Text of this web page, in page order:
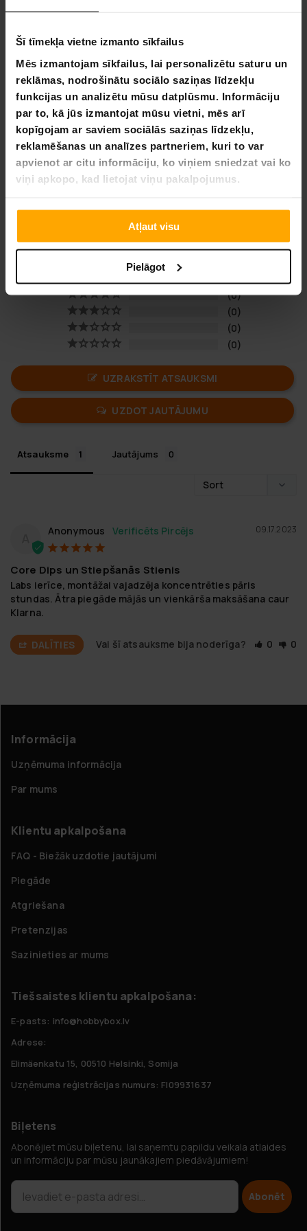
Šī tīmekļa vietne izmanto sīkfailus
Mēs izmantojam sīkfailus, lai personalizētu saturu un
reklāmas, nodrošinātu sociālo saziņas līdzekļu
funkcijas un analizētu mūsu datplūsmu. Informāciju
par to, kā jūs izmantojat mūsu vietni, mēs arī
kopīgojam ar saviem sociālās saziņas līdzekļu,
reklamēšanas un analīzes partneriem, kuri to var
apvienot ar citu informāciju, ko viņiem sniedzat vai ko
viņi apkopo, kad lietojat viņu pakalpojumus.
Atļaut visu
Pielāgot
Garums: 110 cm
Platums: 123.5 cm
Augstums: 216 cm
Iepakojuma izmēri:
Svars: 35 kg
Garums: 127 cm
Augstums: 65 cm
5,0 Balstoties uz 1 autsauksmēm
0
0
0
0
UZRAKSTĪT ATSAUKSMI
UZDOT JAUTĀJUMU
Atsauksme Jautājums
09.17.2023
Anonymous
Core Dips un Stiepšanās Stienis
Labs ierīce, montāžai vajadzēja koncentrēties pāris
stundas. Ātra piegāde mājās un vienkārša maksāšana caur
Klarna.
DALĪTIES Vai šī atsauksme bija noderīga? 0 0
Informācija
Uzņēmuma informācija
Par mums
Klientu apkalpošana
FAQ - Biežāk uzdotie jautājumi
Piegāde
Atgriešana
Pretenzijas
Sazinieties ar mums
Tiešsaistes klientu apkalpošana:
E-pasts: info@hobbybox.lv
Adrese:
Elimäenkatu 15, 00510 Helsinki, Somija
Uzņēmuma reģistrācijas numurs: FI09931637
Biļetens
Abonējiet mūsu biļetenu, lai saņemtu papildu veikala atlaides
un informāciju par mūsu jaunākajiem piedāvājumiem!
Abonēt